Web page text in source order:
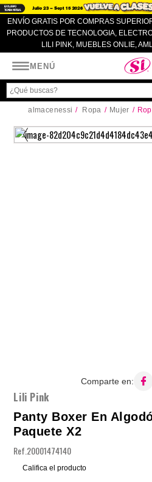
ENVÍO GRATIS POR COMPRAS
PRODUCTOS DE TECNOLOGIA,
LILI PINK, MUEBLES ONLIE,
MENÚ
almacenessi Ropa Mujer
Comparte en:
Lili Pink
Panty Boxer En
Paquete X2
Ref. 20001474140
Califica el producto